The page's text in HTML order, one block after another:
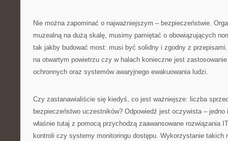
Nie można zapominać o najważniejszym – bezpieczeństwie.
muzealną na dużą skalę, musimy pamiętać o obowiązujących
tak jakby budować most: musi być solidny i zgodny z
na otwartym powietrzu czy w halach konieczne jest
ochronnych oraz systemów awaryjnego ewakuowania ludzi.
Czy zastanawialiście się kiedyś, co jest ważniejsze: liczba
bezpieczeństwo uczestników? Odpowiedź jest oczywista –
właśnie tutaj z pomocą przychodzą zaawansowane rozwiązania
kontroli czy systemy monitoringu dostępu. Wykorzystanie takich